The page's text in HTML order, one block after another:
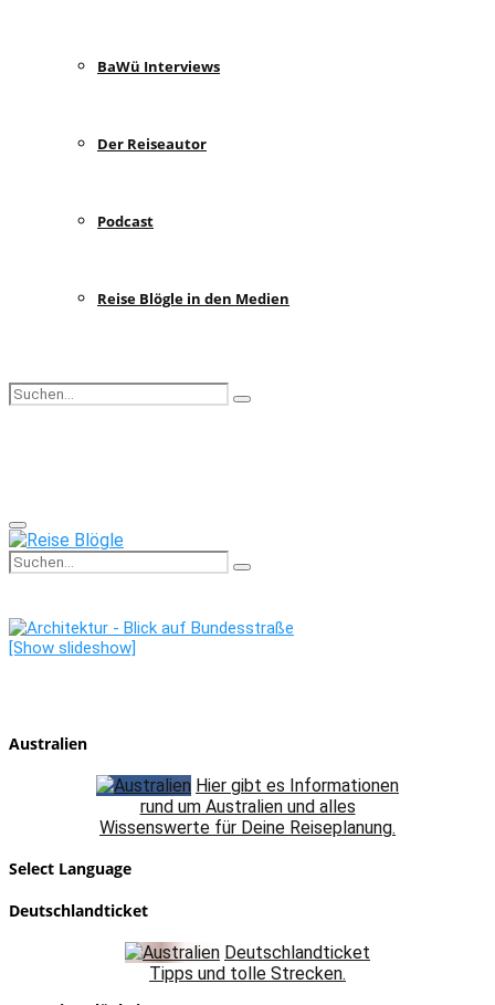
BaWü Interviews
Der Reiseautor
Podcast
Reise Blögle in den Medien
Search
Search
Primary
Menu
Search
for:
Search
[Show slideshow]
Australien
Hier gibt es Informationen
rund um Australien und alles
Wissenswerte für Deine Reiseplanung.
Select Language
Deutschlandticket
Deutschlandticket
Tipps und tolle Strecken.